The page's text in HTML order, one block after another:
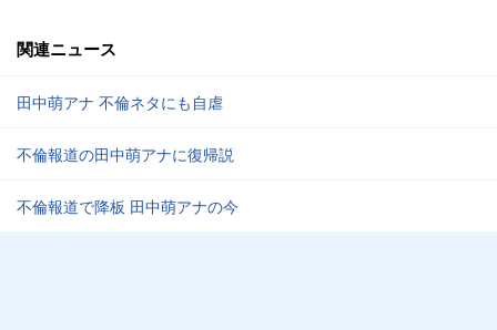
関連ニュース
田中萌アナ 不倫ネタにも自虐
不倫報道の田中萌アナに復帰説
不倫報道で降板 田中萌アナの今